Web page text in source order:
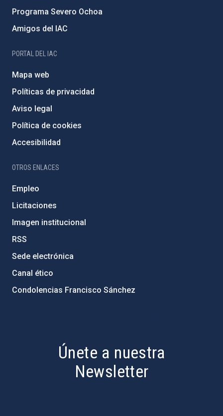
Programa Severo Ochoa
Amigos del IAC
PORTAL DEL IAC
Mapa web
Políticas de privacidad
Aviso legal
Política de cookies
Accesibilidad
OTROS ENLACES
Empleo
Licitaciones
Imagen institucional
RSS
Sede electrónica
Canal ético
Condolencias Francisco Sánchez
Únete a nuestra
Newsletter